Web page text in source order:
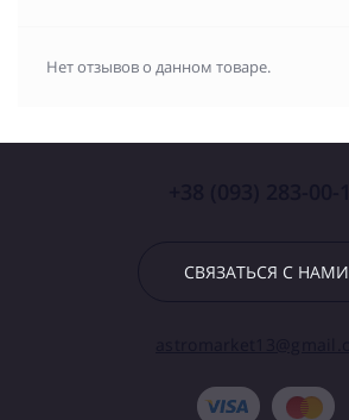
Нет отзывов о данном товаре.
СВЯЗАТЬСЯ С НАМИ